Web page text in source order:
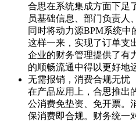
合思在系统集成方面下足
员基础信息、部门负责人
同时将动力源BPM系统中
这样一来，实现了订单支
企业的财务管理提供了有
的顺畅流通中得以更好地
无需报销，消费合规无忧
在产品应用上，合思推出
公消费免垫资、免开票。
保消费即合规。财务统一